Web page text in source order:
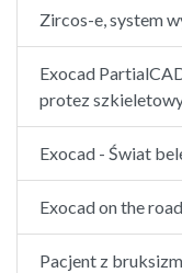
Zircos-e, system
Exocad
protez
Exocad - Świat
Exocad on the
Pacjent z